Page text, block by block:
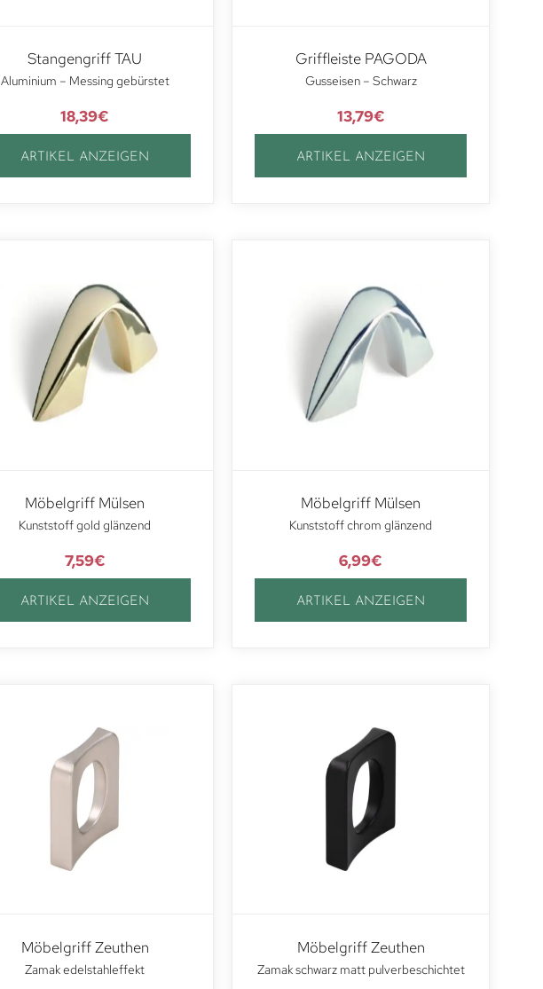
Stangengriff TAU
Aluminium – Messing gebürstet
18,39€
ARTIKEL ANZEIGEN
Griffleiste PAGODA
Gusseisen – Schwarz
13,79€
ARTIKEL ANZEIGEN
Möbelgriff Mülsen
Kunststoff gold glänzend
7,59€
ARTIKEL ANZEIGEN
Möbelgriff Mülsen
Kunststoff chrom glänzend
6,99€
ARTIKEL ANZEIGEN
Möbelgriff Zeuthen
Zamak edelstahleffekt
Möbelgriff Zeuthen
Zamak schwarz matt pulverbeschichtet